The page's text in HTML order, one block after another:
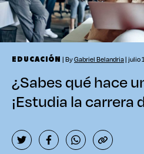
EDUCACIÓN | ByGabriel Belandria| julio
¿Sabes qué hace
¡Estudia la carrera